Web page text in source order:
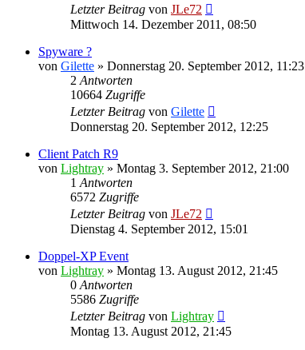
Letzter Beitrag von JLe72
Mittwoch 14. Dezember 2011, 08:50
Spyware ?
von Gilette » Donnerstag 20. September 2012, 11:23
2 Antworten
10664 Zugriffe
Letzter Beitrag von Gilette
Donnerstag 20. September 2012, 12:25
Client Patch R9
von Lightray » Montag 3. September 2012, 21:00
1 Antworten
6572 Zugriffe
Letzter Beitrag von JLe72
Dienstag 4. September 2012, 15:01
Doppel-XP Event
von Lightray » Montag 13. August 2012, 21:45
0 Antworten
5586 Zugriffe
Letzter Beitrag von Lightray
Montag 13. August 2012, 21:45